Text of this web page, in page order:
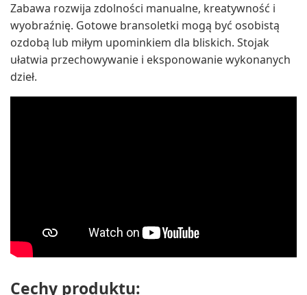
Zabawa rozwija zdolności manualne, kreatywność i
wyobraźnię. Gotowe bransoletki mogą być osobistą
ozdobą lub miłym upominkiem dla bliskich. Stojak
ułatwia przechowywanie i eksponowanie wykonanych
dzieł.
Cechy produktu: